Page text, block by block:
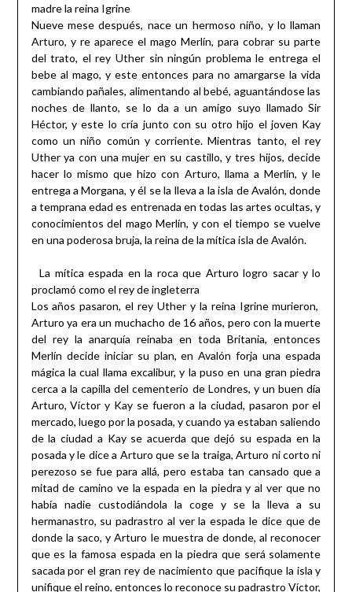
madre la reina Igrine
Nueve mese después, nace un hermoso niño, y lo llaman
Arturo, y re aparece el mago Merlín, para cobrar su parte
del trato, el rey Uther sin ningún problema le entrega el
bebe al mago, y este entonces para no amargarse la vida
cambiando pañales, alimentando al bebé, aguantándose las
noches de llanto, se lo da a un amigo suyo llamado Sir
Héctor, y este lo cría junto con su otro hijo el joven Kay
como un niño común y corriente. Mientras tanto, el rey
Uther ya con una mujer en su castillo, y tres hijos, decide
hacer lo mismo que hizo con Arturo, llama a Merlín, y le
entrega a Morgana, y él se la lleva a la isla de Avalón, donde
a temprana edad es entrenada en todas las artes ocultas, y
conocimientos del mago Merlín, y con el tiempo se vuelve
en una poderosa bruja, la reina de la mítica isla de Avalón.
La mítica espada en la roca que Arturo logro sacar y lo
proclamó como el rey de ingleterra
Los años pasaron, el rey Uther y la reina Igrine murieron,
Arturo ya era un muchacho de 16 años, pero con la muerte
del rey la anarquía reinaba en toda Britania, entonces
Merlín decide iniciar su plan, en Avalón forja una espada
mágica la cual llama excalibur, y la puso en una gran piedra
cerca a la capilla del cementerio de Londres, y un buen día
Arturo, Víctor y Kay se fueron a la ciudad, pasaron por el
mercado, luego por la posada, y cuando ya estaban saliendo
de la ciudad a Kay se acuerda que dejó su espada en la
posada y le dice a Arturo que se la traiga, Arturo ni corto ni
perezoso se fue para allá, pero estaba tan cansado que a
mitad de camino ve la espada en la piedra y al ver que no
había nadie custodiándola la coge y se la lleva a su
hermanastro, su padrastro al ver la espada le dice que de
donde la saco, y Arturo le muestra de donde, al reconocer
que es la famosa espada en la piedra que será solamente
sacada por el gran rey de nacimiento que pacifique la isla y
unifique el reino, entonces lo reconoce su padrastro Víctor,